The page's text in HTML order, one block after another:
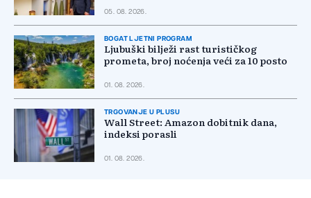
05. 08. 2026.
BOGAT LJETNI PROGRAM
Ljubuški bilježi rast turističkog
prometa, broj noćenja veći za 10 posto
01. 08. 2026.
TRGOVANJE U PLUSU
Wall Street: Amazon dobitnik dana,
indeksi porasli
01. 08. 2026.